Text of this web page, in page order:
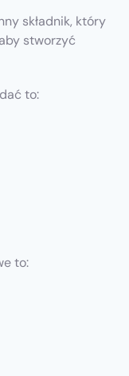
składnik, który
stworzyć
to:
to: